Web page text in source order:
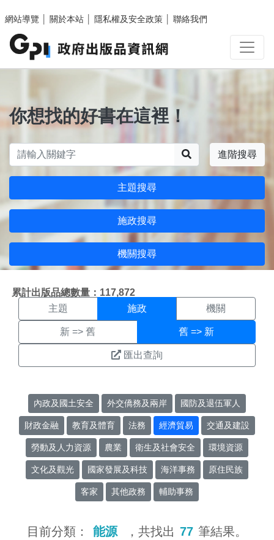
網站導覽
關於本站 隱私權及安全政策 聯絡我們
你想找的好書在這裡！
進階搜尋
主題搜尋
施政搜尋
機關搜尋
累計出版品總數量：117,872
施政搜尋結果頁面
主題 施政 機關
新 => 舊 舊 => 新
匯出查詢
內政及國土安全 外交僑務及兩岸 國防及退伍軍人
財政金融 教育及體育 法務 經濟貿易 交通及建設
勞動及人力資源 農業 衛生及社會安全 環境資源
文化及觀光 國家發展及科技 海洋事務 原住民族
客家 其他政務 輔助事務
目前分類： 能源 ，共找出 77 筆結果。